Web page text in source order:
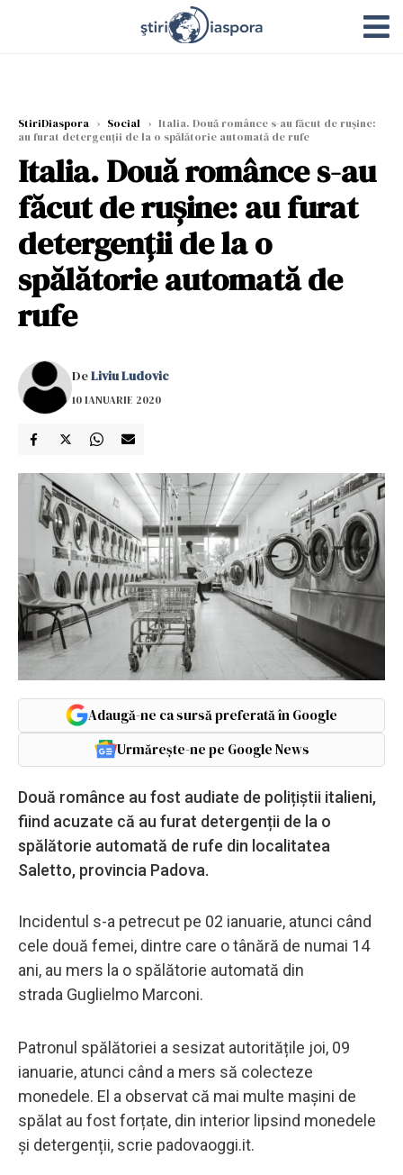
StiriDiaspora › Social › Italia. Două românce s-au făcut de rușine:
au furat detergenții de la o spălătorie automată de rufe
Italia. Două românce s-au
făcut de rușine: au furat
detergenții de la o
spălătorie automată de
rufe
DeLiviu Ludovic
10 IANUARIE 2020
Adaugă-ne ca sursă preferată în Google
Urmărește-ne pe Google News
Două românce au fost audiate de polițiștii italieni,
fiind acuzate că au furat detergenții de la o
spălătorie automată de rufe din localitatea
Saletto, provincia Padova.
Incidentul s-a petrecut pe 02 ianuarie, atunci când
cele două femei, dintre care o tânără de numai 14
ani, au mers la o spălătorie automată din
strada Guglielmo Marconi.
Patronul spălătoriei a sesizat autoritățile joi, 09
ianuarie, atunci când a mers să colecteze
monedele. El a observat că mai multe mașini de
spălat au fost forțate, din interior lipsind monedele
și detergenții, scrie padovaoggi.it.